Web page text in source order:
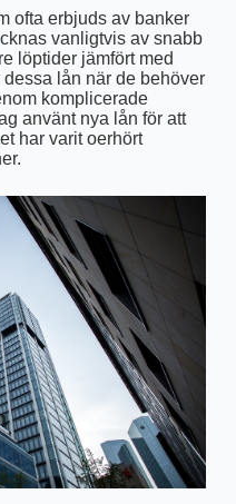
ofta erbjuds av banker
vanligtvis av snabb
löptider jämfört med
lån när de behöver
komplicerade
använt nya lån för att
har varit oerhört